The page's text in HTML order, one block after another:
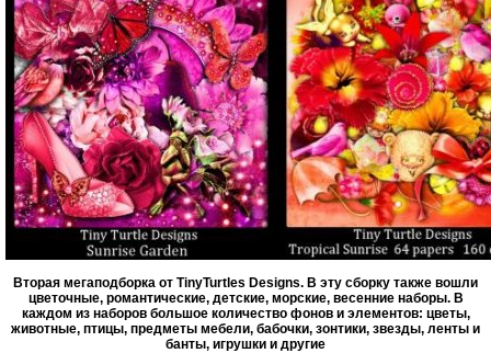
Вторая мегаподборка от TinyTurtles Designs. В эту сборку также вошли
цветочные, романтические, детские, морские, весенние наборы. В
каждом из наборов большое количество фонов и элементов: цветы,
животные, птицы, предметы мебели, бабочки, зонтики, звезды, ленты и
банты, игрушки и другие